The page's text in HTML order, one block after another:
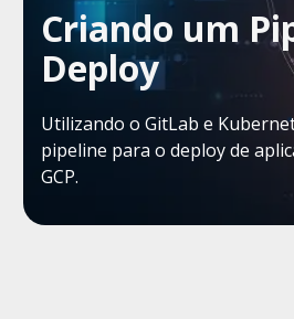
Criando um
Deploy
Utilizando o GitLab e
pipeline para o deploy de
GCP.